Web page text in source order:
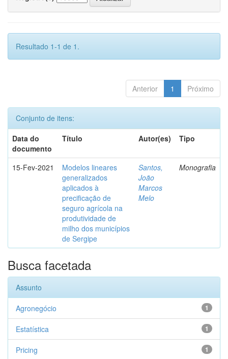
Resultado 1-1 de 1.
Anterior 1 Próximo
Conjunto de itens:
Data do
documento
Título Autor(es) Tipo
15-Fev-2021
Modelos lineares
generalizados
aplicados à
precificação de
seguro agrícola na
produtividade de
milho dos municípios
de Sergipe
Santos,
João
Marcos
Melo
Monografia
Busca facetada
Assunto
1
Agronegócio
1
Estatística
1
Pricing